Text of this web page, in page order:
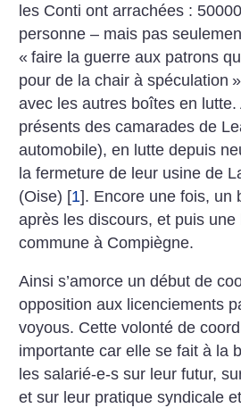
les Conti ont arrachées :
personne – mais pas
« faire la guerre aux patrons
pour de la chair à spéculation
avec les autres boîtes en lutte.
présents des camarades de
automobile), en lutte depuis
la fermeture de leur usine de
(Oise) [1]. Encore une fois, un
après les discours, et puis une
commune à Compiègne.
Ainsi s’amorce un début de
opposition aux licenciements
voyous. Cette volonté de
importante car elle se fait à la
les salarié-e-s sur leur futur,
et sur leur pratique syndicale et